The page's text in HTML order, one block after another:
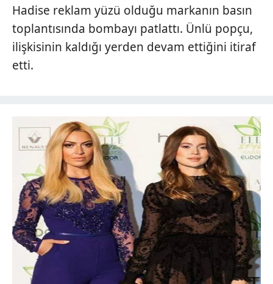
Hadise reklam yüzü olduğu markanın basın
toplantısında bombayı patlattı. Ünlü popçu,
ilişkisinin kaldığı yerden devam ettiğini itiraf
etti.